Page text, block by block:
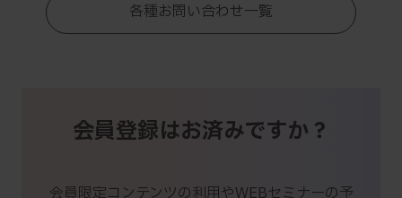
各種お問い合わせ一覧
会員登録はお済みですか？
会員限定コンテンツの利用やWEBセミナーの予